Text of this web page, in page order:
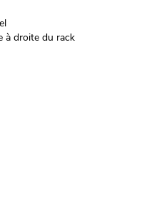
à droite du rack